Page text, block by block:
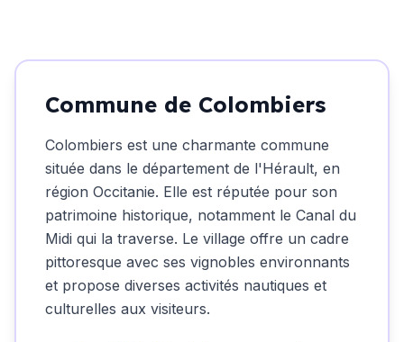
Commune de Colombiers
Colombiers est une charmante commune
située dans le département de l'Hérault, en
région Occitanie. Elle est réputée pour son
patrimoine historique, notamment le Canal du
Midi qui la traverse. Le village offre un cadre
pittoresque avec ses vignobles environnants
et propose diverses activités nautiques et
culturelles aux visiteurs.